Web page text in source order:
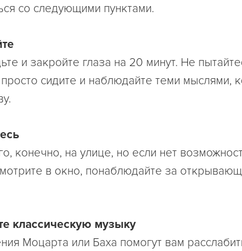
со следующими пунктами.
и закройте глаза на 20 минут. Не
сидите и наблюдайте теми мыслями,
конечно, на улице, но если нет
в окно, понаблюдайте за
классическую музыку
Моцарта или Баха помогут вам